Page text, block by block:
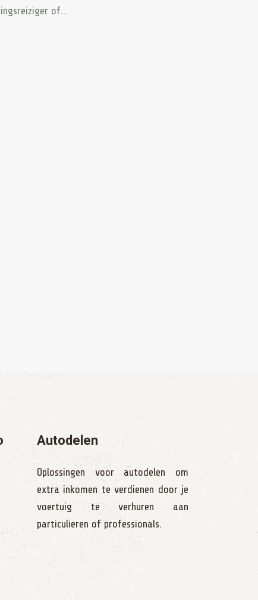
of…
Autodelen
Oplossingen voor autodelen om
extra inkomen te verdienen door je
voertuig te verhuren aan
particulieren of professionals.